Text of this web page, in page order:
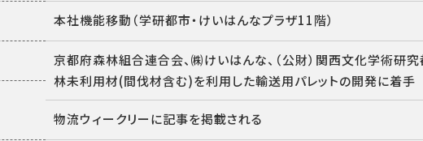
本社機能移動（学研都市・けいはんなプラザ11階）
京都府森林組合連合会、㈱けいはんな、（公財）関西文化学術研
林未利用材(間伐材含む)を利用した輸送用パレットの開発に着手
物流ウィークリーに記事を掲載される